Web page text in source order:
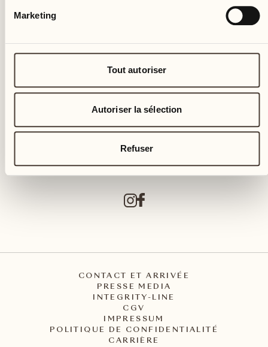
Marketing
Tout autoriser
Autoriser la sélection
Refuser
Castello del Sole Beach Resort & SPA
Via Muraccio 142
+41 91 791 02 02
info@castellodelsole.com
CONTACT ET ARRIVÉE
PRESSE MEDIA
INTEGRITY-LINE
CGV
IMPRESSUM
POLITIQUE DE CONFIDENTIALITÉ
CARRIÈRE